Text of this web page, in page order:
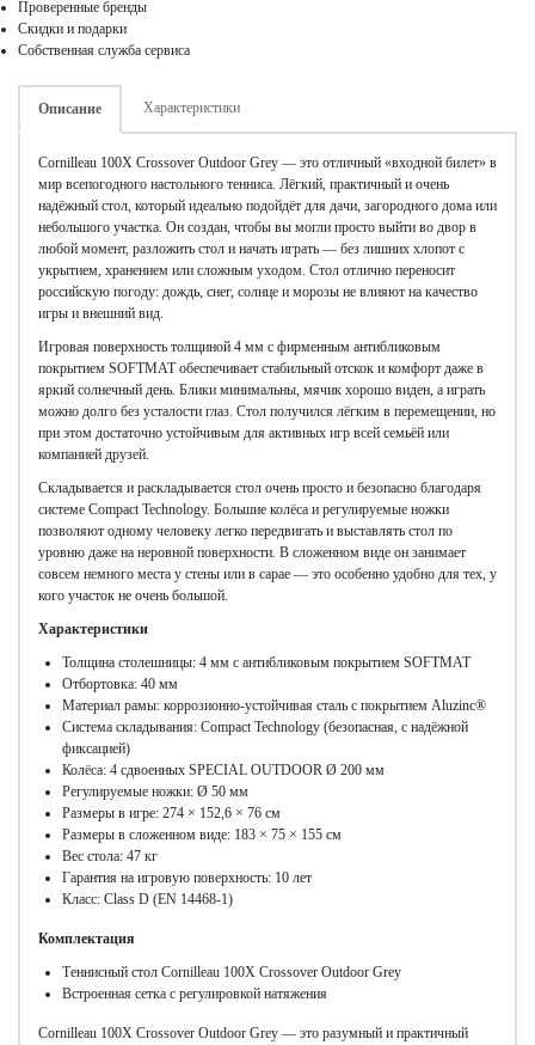
Проверенные бренды
Скидки и подарки
Собственная служба сервиса
Описание Характеристики
Cornilleau 100X Crossover Outdoor Grey — это отличный «входной билет» в
мир всепогодного настольного тенниса. Лёгкий, практичный и очень
надёжный стол, который идеально подойдёт для дачи, загородного дома или
небольшого участка. Он создан, чтобы вы могли просто выйти во двор в
любой момент, разложить стол и начать играть — без лишних хлопот с
укрытием, хранением или сложным уходом. Стол отлично переносит
российскую погоду: дождь, снег, солнце и морозы не влияют на качество
игры и внешний вид.
Игровая поверхность толщиной 4 мм с фирменным антибликовым
покрытием SOFTMAT обеспечивает стабильный отскок и комфорт даже в
яркий солнечный день. Блики минимальны, мячик хорошо виден, а играть
можно долго без усталости глаз. Стол получился лёгким в перемещении, но
при этом достаточно устойчивым для активных игр всей семьёй или
компанией друзей.
Складывается и раскладывается стол очень просто и безопасно благодаря
системе Compact Technology. Большие колёса и регулируемые ножки
позволяют одному человеку легко передвигать и выставлять стол по
уровню даже на неровной поверхности. В сложенном виде он занимает
совсем немного места у стены или в сарае — это особенно удобно для тех, у
кого участок не очень большой.
Характеристики
Толщина столешницы: 4 мм с антибликовым покрытием SOFTMAT
Отбортовка: 40 мм
Материал рамы: коррозионно-устойчивая сталь с покрытием Aluzinc®
Система складывания: Compact Technology (безопасная, с надёжной
фиксацией)
Колёса: 4 сдвоенных SPECIAL OUTDOOR Ø 200 мм
Регулируемые ножки: Ø 50 мм
Размеры в игре: 274 × 152,6 × 76 см
Размеры в сложенном виде: 183 × 75 × 155 см
Вес стола: 47 кг
Гарантия на игровую поверхность: 10 лет
Класс: Class D (EN 14468-1)
Комплектация
Теннисный стол Cornilleau 100X Crossover Outdoor Grey
Встроенная сетка с регулировкой натяжения
Cornilleau 100X Crossover Outdoor Grey — это разумный и практичный